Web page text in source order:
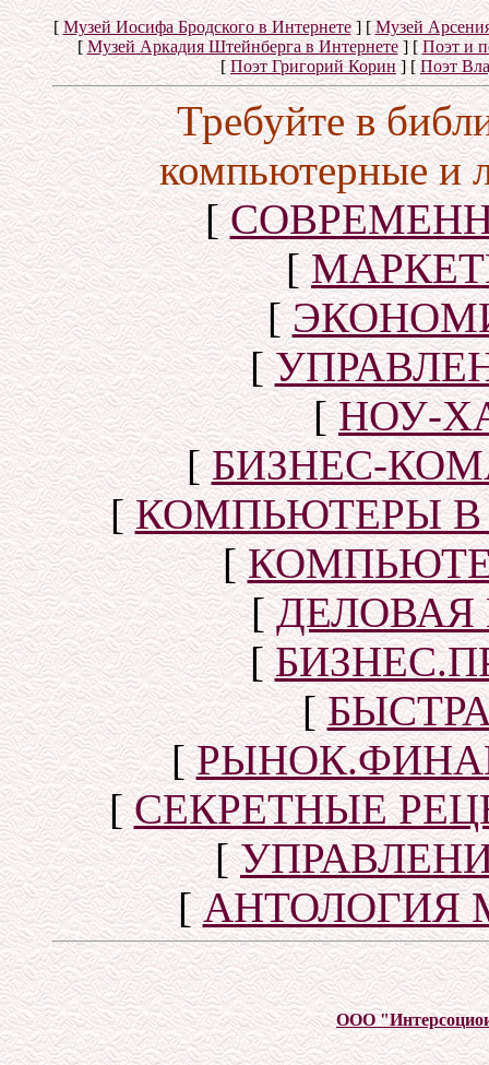
[ Музей Иосифа Бродского в Интернете] [Музей
[Музей Аркадия Штейнберга в Интернете] [Поэт и
[Поэт Григорий Корин] [Поэт
Требуйте в
компьютерные и
[
[
[
[
[НОУ-
[БИЗНЕС-
[КОМПЬЮТЕРЫ В
[
[
[
[
[
[СЕКРЕТНЫЕ
[
[АНТОЛОГИЯ
ООО